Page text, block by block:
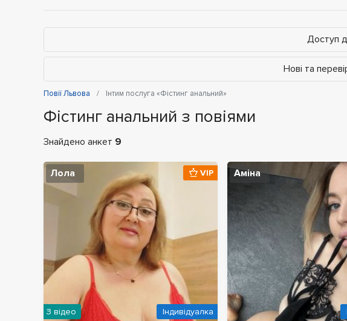
Доступ
Нові та
Повії Львова Інтим послуга «Фістинг анальний»
Фістинг анальний з повіями
Знайдено анкет 9
Лола VIP
З відео
Індивідуалка
Аміна